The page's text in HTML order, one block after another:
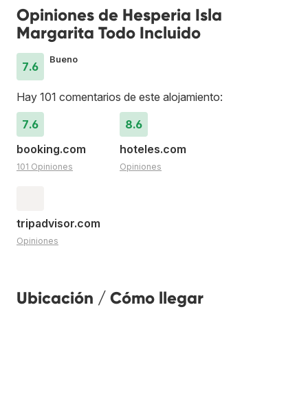
Opiniones de Hesperia Isla
Margarita Todo Incluido
7.6
Bueno
Hay 101 comentarios de este alojamiento:
7.6
booking.com
101 Opiniones
8.6
hoteles.com
Opiniones
tripadvisor.com
Opiniones
Ubicación / Cómo llegar